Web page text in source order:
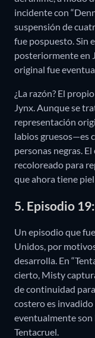
incidente con
suspensión de
fue pospuesto. Sin
posteriormente en
original fue
¿La razón? El
Jynx. Aunque se
representación
labios gruesos—es
personas negras.
recoloreado para
que ahora tiene
5. Episodio
Un episodio que
Unidos, por
desarrolla. En
cierto, Misty
de continuidad
costero es
eventualmente
Tentacruel.